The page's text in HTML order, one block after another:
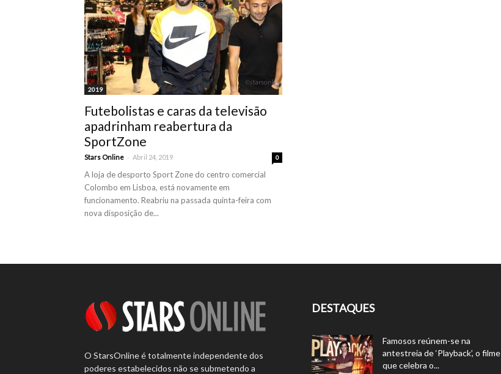
2019
Futebolistas e caras da televisão
apadrinham reabertura da
SportZone
Stars Online - Abril 24, 2019 0
A loja de desporto Sport Zone do centro comercial
Colombo em Lisboa, está novamente em
funcionamento. Reabriu na passada quinta-feira com
nova disposição de...
O StarsOnline é totalmente independente dos
poderes estabelecidos não se submetendo a
DESTAQUES
Famosos reúnem-se na
antestreia de ‘Playback’, o filme
que celebra o...